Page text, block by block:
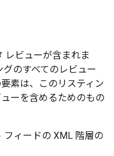
レビューが含まれま
のすべてのレビュー
素は、このリスティン
ーを含めるためのもの
ィードの XML 階層の